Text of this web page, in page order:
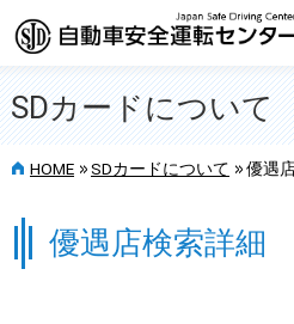
SDカードについて
HOME >> SDカードについて >> 優遇
優遇店検索詳細